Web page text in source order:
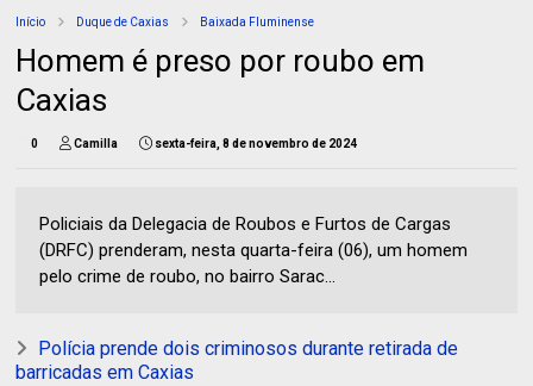
Início Duque de Caxias Baixada Fluminense
Homem é preso por roubo em
Caxias
0 Camilla sexta-feira, 8 de novembro de 2024
Policiais da Delegacia de Roubos e Furtos de Cargas
(DRFC) prenderam, nesta quarta-feira (06), um homem
pelo crime de roubo, no bairro Sarac...
Polícia prende dois criminosos durante retirada de
barricadas em Caxias